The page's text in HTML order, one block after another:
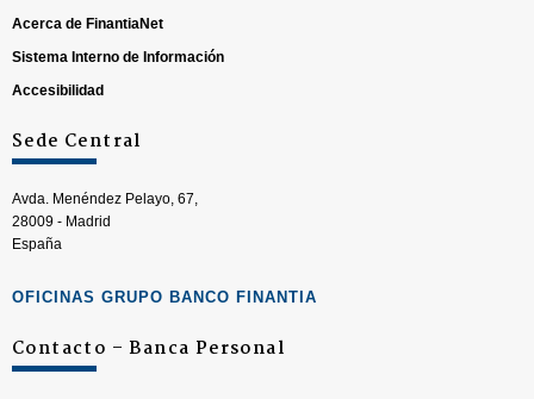
Acerca de FinantiaNet
Sistema Interno de Información
Accesibilidad
Sede Central
Avda. Menéndez Pelayo, 67,
28009 - Madrid
España
OFICINAS GRUPO BANCO FINANTIA
Contacto – Banca Personal